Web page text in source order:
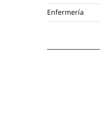
Enfermería